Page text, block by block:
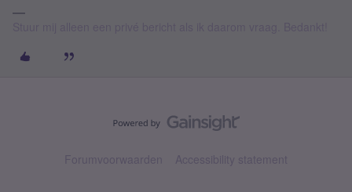
Forumvoorwaarden Accessibility statement